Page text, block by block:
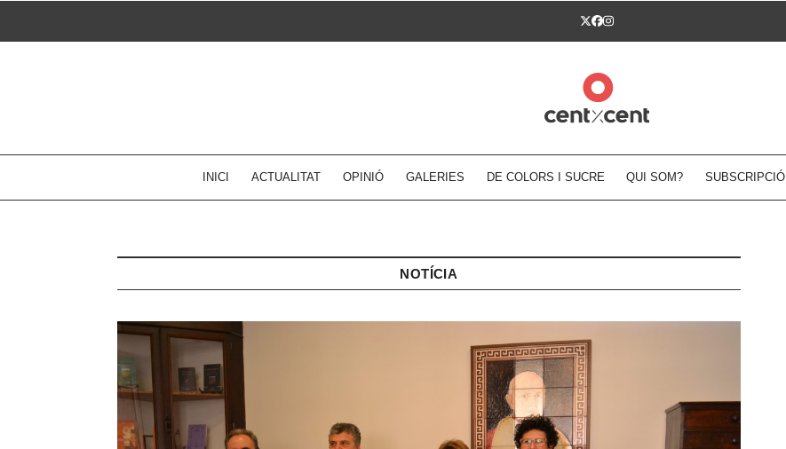
Twitter
Facebook
Instagram
INICI ACTUALITAT OPINIÓ GALERIES DE COLORS I SUCRE QUI SOM? SUBSCRIPCIÓ
NOTÍCIA